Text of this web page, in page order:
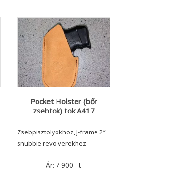
Pocket Holster (bőr
zsebtok) tok A417
Zsebpisztolyokhoz, J-frame 2″
snubbie revolverekhez
Ár: 7 900 Ft